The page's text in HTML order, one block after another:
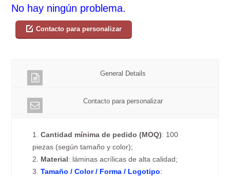
No hay ningún problema.
Contacto para personalizar
General Details
Contacto para personalizar
1.Cantidad mínima de pedido (MOQ): 100
piezas (según tamaño y color);
2. Material: láminas acrílicas de alta calidad;
3.Tamaño / Color / Forma / Logotipo: